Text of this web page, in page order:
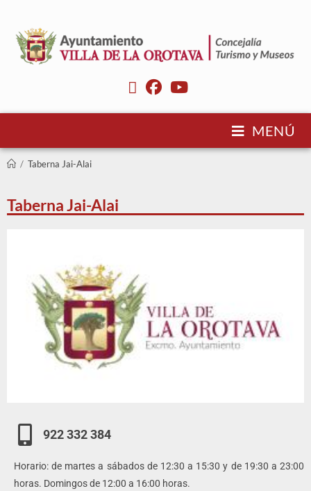
MENÚ
/ Taberna Jai-Alai
Taberna Jai-Alai
922 332 384
Horario: de martes a sábados de 12:30 a 15:30 y de 19:30 a 23:00
horas. Domingos de 12:00 a 16:00 horas.